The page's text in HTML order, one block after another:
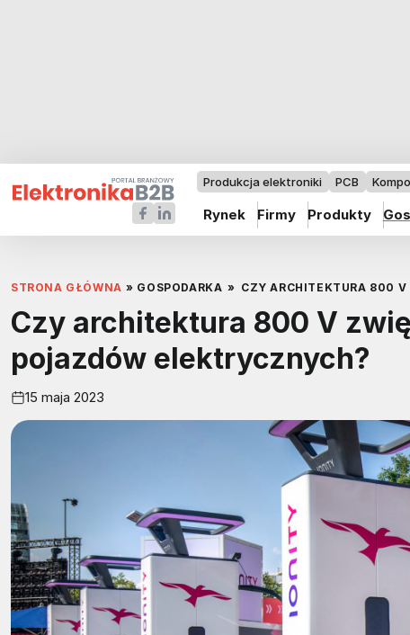
Produkcja elektroniki PCB
Rynek Firmy Produkty
STRONA GŁÓWNA » GOSPODARKA » CZY ARCHITEKTURA 800 V
Czy architektura 800 V
pojazdów elektrycznych?
15 maja 2023